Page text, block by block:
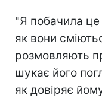
"Я побачила
як вони
розмовляють
шукає його
як довіряє